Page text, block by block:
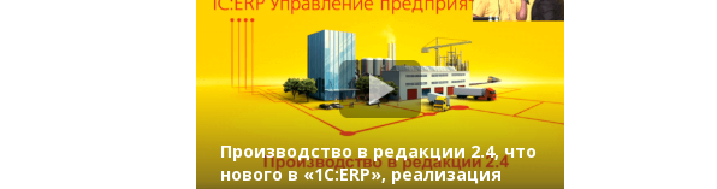
Производство в редакции 2.4, что
нового в «1С:ERP», реализация